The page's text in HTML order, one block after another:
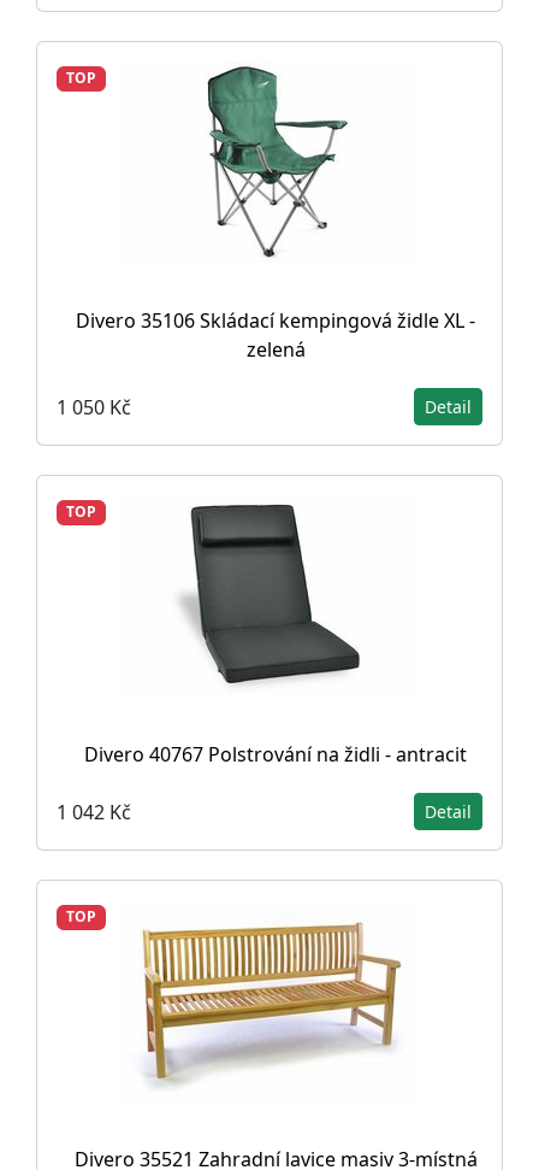
TOP
Divero 35106 Skládací kempingová židle XL -
zelená
1 050 Kč Detail
TOP
Divero 40767 Polstrování na židli - antracit
1 042 Kč Detail
TOP
Divero 35521 Zahradní lavice masiv 3-místná